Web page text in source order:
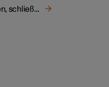
Belüftungsdüsen öffnen, schließen und ausrichten